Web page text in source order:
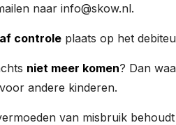
naar info@skow.nl.
controle plaats op het
niet meer komen? Dan
andere kinderen.
van misbruik